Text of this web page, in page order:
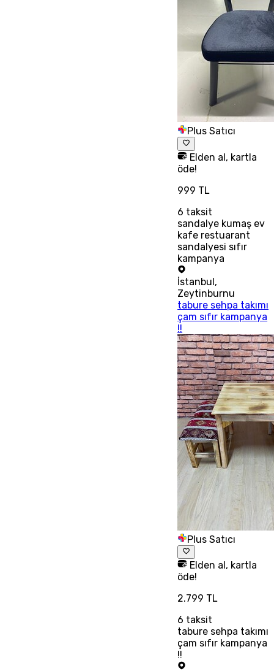
Plus Satıcı
Elden al, kartla
öde!
999 TL
6 taksit
sandalye kumaş ev
kafe restuarant
sandalyesi sıfır
kampanya
İstanbul,
Zeytinburnu
tabure sehpa takımı
çam sıfır kampanya
!!
Plus Satıcı
Elden al, kartla
öde!
2.799 TL
6 taksit
tabure sehpa takımı
çam sıfır kampanya
!!